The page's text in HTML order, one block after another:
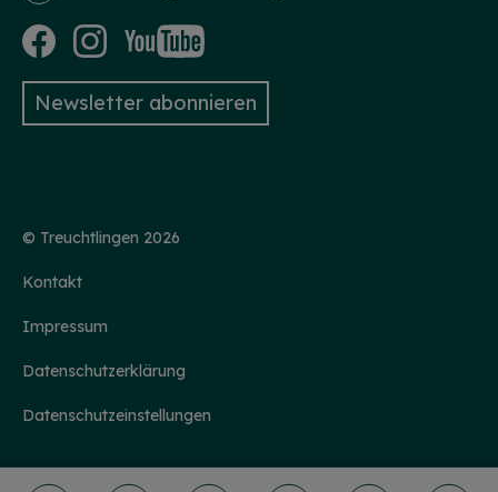
Newsletter abonnieren
© Treuchtlingen 2026
Kontakt
Impressum
Datenschutzerklärung
Datenschutzeinstellungen
HINWEIS
Herzlichkeit auszustrahlen? Dann melde dich
gerne bei uns!...